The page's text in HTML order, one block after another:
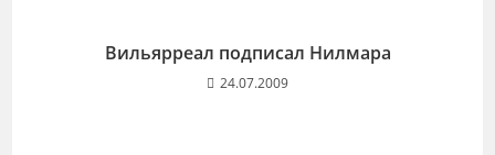
Вильярреал подписал Нилмара
24.07.2009